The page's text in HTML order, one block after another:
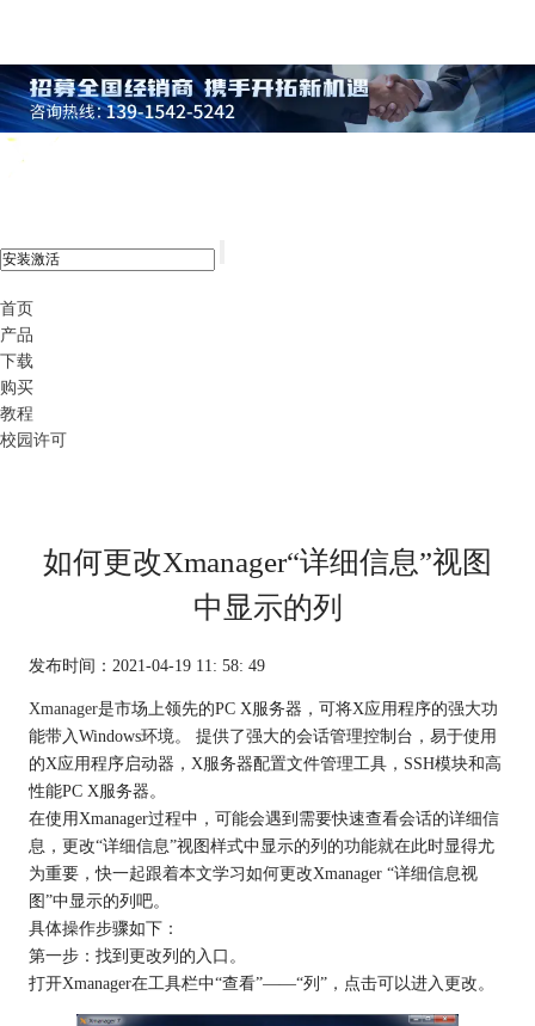
首页
产品
下载
购买
教程
校园许可
如何更改Xmanager“详细信息”视图
中显示的列
发布时间：2021-04-19 11: 58: 49
Xmanager是市场上领先的PC X服务器，可将X应用程序的强大功
能带入Windows环境。 提供了强大的会话管理控制台，易于使用
的X应用程序启动器，X服务器配置文件管理工具，SSH模块和高
性能PC X服务器。
在使用Xmanager过程中，可能会遇到需要快速查看会话的详细信
息，更改“详细信息”视图样式中显示的列的功能就在此时显得尤
为重要，快一起跟着本文学习如何更改Xmanager “详细信息视
图”中显示的列吧。
具体操作步骤如下：
第一步：找到更改列的入口。
打开Xmanager在工具栏中“查看”——“列”，点击可以进入更改。